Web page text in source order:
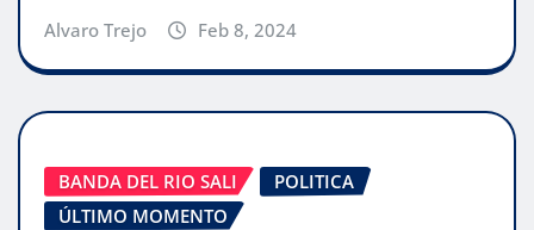
Alvaro Trejo Feb 8, 2024
BANDA DEL RIO SALI
POLITICA
ÚLTIMO MOMENTO